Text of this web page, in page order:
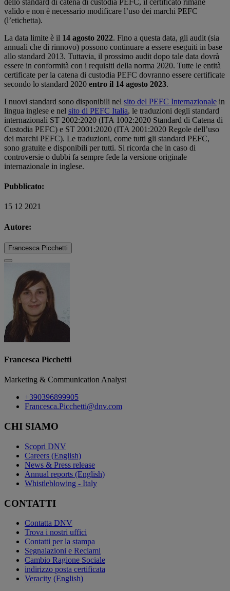
valido e non è necessario modificare l’uso dei marchi PEFC
(l’etichetta).
La data limite è il 14 agosto 2022. Fino a questa data, gli audit (sia
annuali che di rinnovo) possono continuare a essere eseguiti in base
allo standard 2013. Tuttavia, il prossimo audit dopo tale data dovrà
essere in conformità con i requisiti della norma 2020. Tutte le entità
certificate per la catena di custodia PEFC dovranno essere certificate
secondo lo standard 2020 entro il 14 agosto 2023.
I nuovi standard sono disponibili nel sito del PEFC Internazionale in
lingua inglese e nel sito di PEFC Italia, le traduzioni degli standard
internazionali ST 2002:2020 (ITA 1002:2020 Standard di Catena di
Custodia PEFC) e ST 2001:2020 (ITA 2001:2020 Regole dell’uso
dei marchi PEFC). Le traduzioni, come tutti gli standard PEFC,
sono gratuite e disponibili per tutti. Si ricorda che in caso di
controversie o dubbi fa sempre fede la versione originale
internazionale in inglese.
Pubblicato:
15 12 2021
Autore:
Francesca Picchetti
Francesca Picchetti
Marketing & Communication Analyst
+390396899905
Francesca.Picchetti@dnv.com
CHI SIAMO
Scopri DNV
Careers (English)
News & Press release
Annual reports (English)
Whistleblowing - Italy
CONTATTI
Contatta DNV
Trova i nostri uffici
Contatti per la stampa
Segnalazioni e Reclami
Cambio Ragione Sociale
indirizzo posta certificata
Veracity (English)